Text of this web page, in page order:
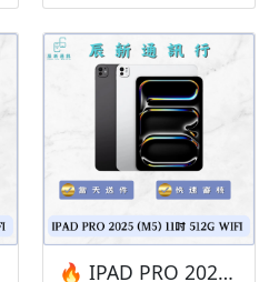
題都歡迎洽群官方LINE：
@kjg6280d • 七日鑑賞期
內，如商品有問題，請盡
速向我們告知並且協助處
理 • 全新品為原廠保固一
年，中古機店家保固15天
• 店家擁有隨時修改、變
更、暫停活動之權利 下單
前請先私訊和加LINE來幫
您安排快速審核及回報審
核進度 LINE
ID:@kjg6280d 大呼小叫🔥 IPAD PRO 2025 (M5) 11吋 512G WIFI 🎯 想換新機？現在就是最佳時機！現貨當天審件當天過件即可以馬上寄出